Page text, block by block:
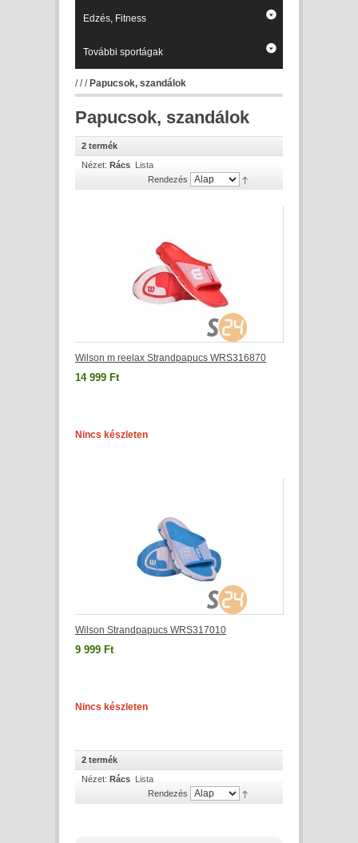
Edzés, Fitness
További sportágak
/// Papucsok, szandálok
Papucsok, szandálok
2 termék
Nézet: Rács Lista
Rendezés
Wilson m reelax Strandpapucs WRS316870
14 999 Ft
Nincs készleten
Wilson Strandpapucs WRS317010
9 999 Ft
Nincs készleten
2 termék
Nézet: Rács Lista
Rendezés